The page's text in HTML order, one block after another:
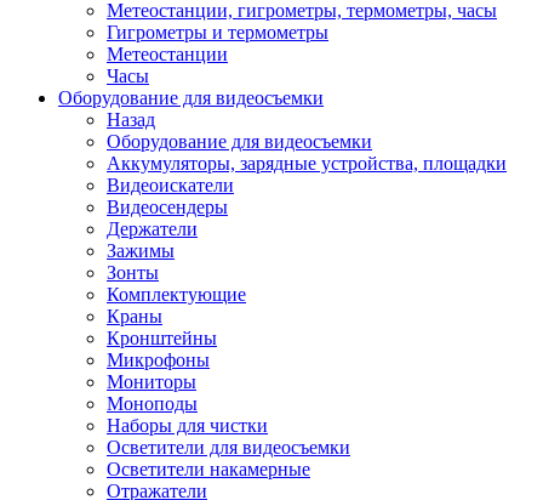
Метеостанции, гигрометры, термометры, часы
Гигрометры и термометры
Метеостанции
Часы
Оборудование для видеосъемки
Назад
Оборудование для видеосъемки
Аккумуляторы, зарядные устройства, площадки
Видеоискатели
Видеосендеры
Держатели
Зажимы
Зонты
Комплектующие
Краны
Кронштейны
Микрофоны
Мониторы
Моноподы
Наборы для чистки
Осветители для видеосъемки
Осветители накамерные
Отражатели